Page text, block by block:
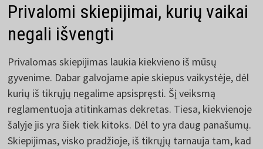
Privalomi skiepijimai, kurių vaikai
negali išvengti
Privalomas skiepijimas laukia kiekvieno iš mūsų
gyvenime. Dabar galvojame apie skiepus vaikystėje, dėl
kurių iš tikrųjų negalime apsispręsti. Šį veiksmą
reglamentuoja atitinkamas dekretas. Tiesa, kiekvienoje
šalyje jis yra šiek tiek kitoks. Dėl to yra daug panašumų.
Skiepijimas, visko pradžioje, iš tikrųjų tarnauja tam, kad